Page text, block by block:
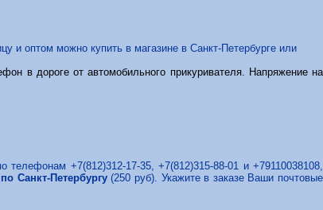
и оптом можно купить в магазине в Санкт-Петербурге или
в дороге от автомобильного прикуривателя. Напряжение на
телефонам +7(812)312-17-35, +7(812)315-88-01 и +79110038108,
Санкт-Петербургу(250 руб). Укажите в заказе Ваши почтовые